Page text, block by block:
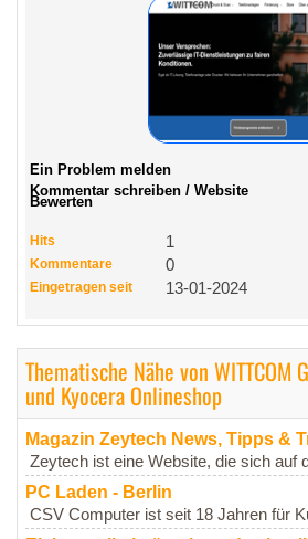
Ein Problem melden
Kommentar schreiben / Website
Bewerten
Hits 1
Kommentare 0
Eingetragen seit 13-01-2024
Thematische Nähe von WITTCOM
und Kyocera Onlineshop
Magazin Zeytech News, Tipps &
Zeytech ist eine Website, die sich auf
PC Laden - Berlin
CSV Computer ist seit 18 Jahren für